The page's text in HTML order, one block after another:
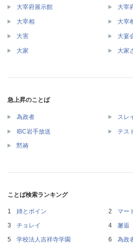
大宰府展示館 大宰
大宰相 大宰
大害 大宴
大家 大家
急上昇のことば
為政者 スレ
IBC岩手放送 テス
黙祷
ことば検索ランキング
姉とボイン
マー
チョレイ
邂逅
学校法人吉祥寺学園
為政